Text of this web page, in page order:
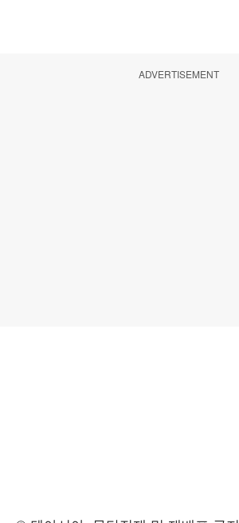
ADVERTISEMENT